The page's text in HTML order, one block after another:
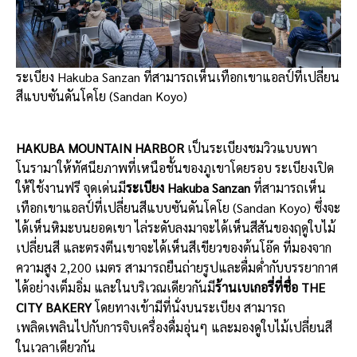
ระเบียง Hakuba Sanzan ที่สามารถเห็นเทือกเขาแอลป์ที่เปลี่ยน
สีแบบซันดันโคโย (Sandan Koyo)
HAKUBA MOUNTAIN HARBOR เป็นระเบียงชมวิวแบบพา
โนรามาให้ทัศนียภาพที่เหนือชั้นของภูเขาโดยรอบ ระเบียงเปิด
ให้ใช้งานฟรี จุดเด่นมีระเบียง Hakuba Sanzanที่สามารถเห็น
เทือกเขาแอลป์ที่เปลี่ยนสีแบบซันดันโคโย (Sandan Koyo) ซึ่งจะ
ได้เห็นหิมะบนยอดเขา ไล่ระดับลงมาจะได้เห็นสีสันของฤดูใบไม้
เปลี่ยนสี และตรงตีนเขาจะได้เห็นสีเขียวของต้นโอ๊ค ที่มองจาก
ความสูง 2,200 เมตร สามารถยืนถ่ายรูปและดื่มด่ำกับบรรยากาศ
ได้อย่างเต็มอิ่ม และในบริเวณเดียวกันมีร้านเบเกอรี่ที่ชื่อ THE
CITY BAKERYโดยทางเข้ามีที่นั่งบนระเบียง สามารถ
เพลิดเพลินไปกับการจิบเครื่องดื่มอุ่นๆ และมองดูใบไม้เปลี่ยนสี
ในเวลาเดียวกัน